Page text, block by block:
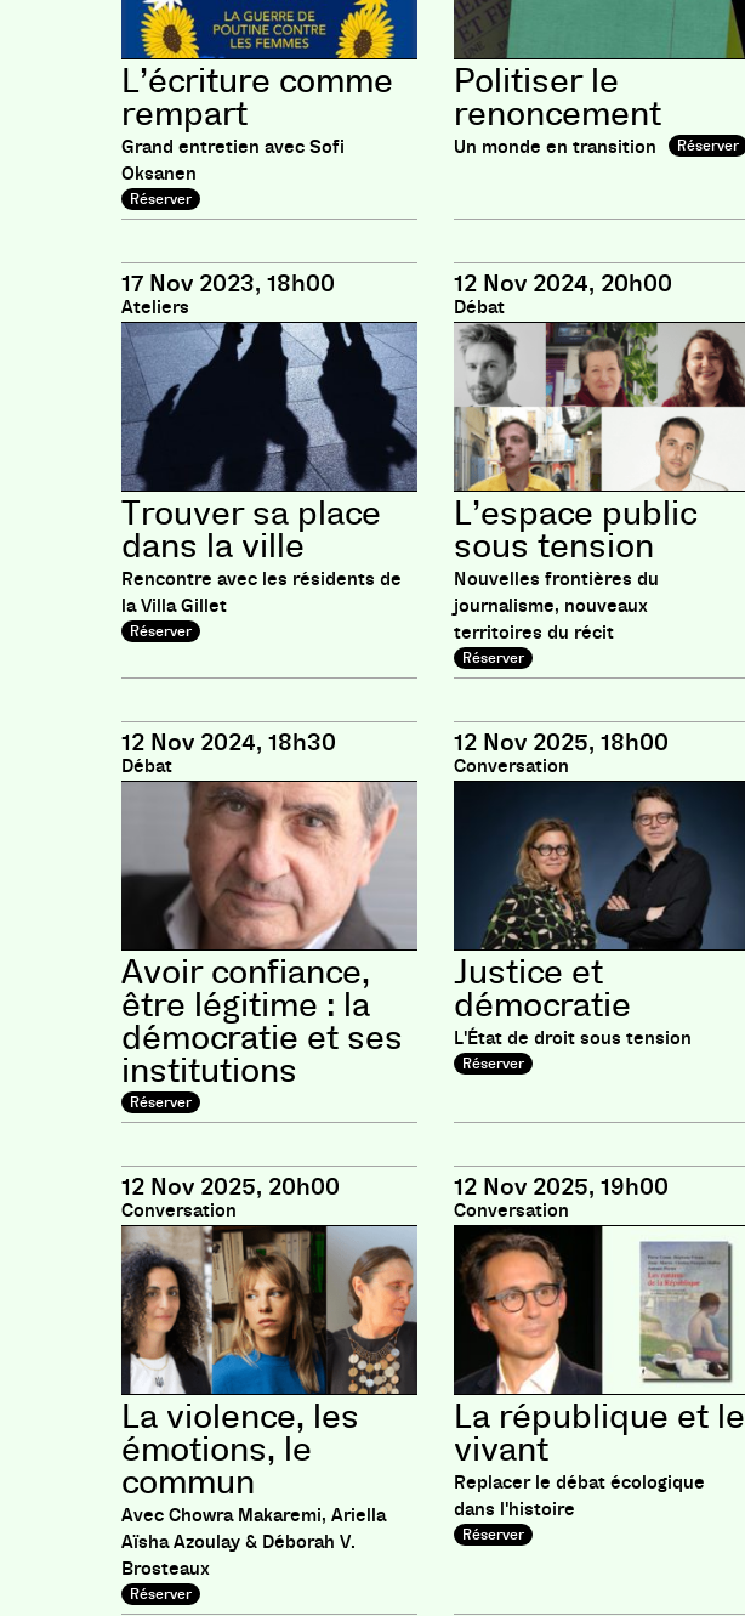
L’écriture comme
rempart
Grand entretien avec Sofi
Oksanen
Réserver
Politiser le
renoncement
Un monde en transition Réserver
17 Nov 2023, 18h00
Ateliers
Trouver sa place
dans la ville
Rencontre avec les résidents de
la Villa Gillet
Réserver
12 Nov 2024, 20h00
Débat
L’espace public
sous tension
Nouvelles frontières du
journalisme, nouveaux
territoires du récit
Réserver
12 Nov 2024, 18h30
Débat
Avoir confiance,
être légitime : la
démocratie et ses
institutions
Réserver
12 Nov 2025, 18h00
Conversation
Justice et
démocratie
L'État de droit sous tension
Réserver
12 Nov 2025, 20h00
Conversation
La violence, les
émotions, le
commun
Avec Chowra Makaremi, Ariella
Aïsha Azoulay & Déborah V.
Brosteaux
Réserver
12 Nov 2025, 19h00
Conversation
La république et le
vivant
Replacer le débat écologique
dans l'histoire
Réserver